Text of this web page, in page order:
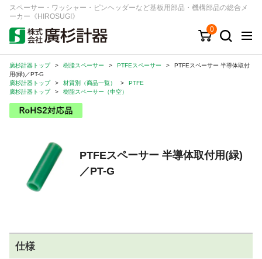
スペーサー・ワッシャー・ピンヘッダーなど基板用部品・機構部品の総合メ
ーカー《HIROSUGI》
0
キーワード 品番/シリーズ
商品カテゴリから探す
ジャンルから探す
ログイン
お問い合わせ窓口
会社情報
廣杉計器トップ > 樹脂スペーサー > PTFEスペーサー >
PTFEスペーサー 半導体取付
用(緑)／PT-G
廣杉計器トップ
> 材質別（商品一覧） >
PTFE
廣杉計器トップ
> 樹脂スペーサー（中空）
PTFEスペーサー 半導体取付用(緑)
／PT-G
仕様